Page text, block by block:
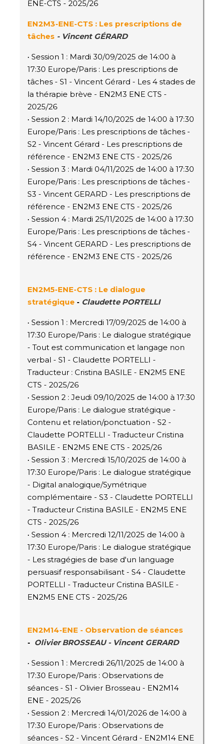
ENE-CTS - 2025/26
EN2M3-ENE-CTS : Les prescriptions de
tâches - Vincent GÉRARD
• Session 1 : Mardi 30/09/2025 de 14:00 à
17:30 Europe/Paris : Les prescriptions de
tâches - S1 - Vincent Gérard - Les 4 stades de
la thérapie brève - EN2M3 ENE CTS -
2025/26
• Session 2 : Mardi 14/10/2025 de 14:00 à 17:30
Europe/Paris : Les prescriptions de tâches -
S2 - Vincent Gérard - Les prescriptions de
référence - EN2M3 ENE CTS - 2025/26
• Session 3 : Mardi 04/11/2025 de 14:00 à 17:30
Europe/Paris : Les prescriptions de tâches -
S3 - Vincent GERARD - Les prescriptions de
référence - EN2M3 ENE CTS - 2025/26
• Session 4 : Mardi 25/11/2025 de 14:00 à 17:30
Europe/Paris : Les prescriptions de tâches -
S4 - Vincent GERARD - Les prescriptions de
référence - EN2M3 ENE CTS - 2025/26
EN2M5-ENE-CTS : Le dialogue
stratégique - Claudette PORTELLI
• Session 1 : Mercredi 17/09/2025 de 14:00 à
17:30 Europe/Paris : Le dialogue stratégique
- Tout est communication et langage non
verbal - S1 - Claudette PORTELLI -
Traducteur : Cristina BASILE - EN2M5 ENE
CTS - 2025/26
• Session 2 : Jeudi 09/10/2025 de 14:00 à 17:30
Europe/Paris : Le dialogue stratégique -
Contenu et relation/ponctuation - S2 -
Claudette PORTELLI - Traducteur Cristina
BASILE - EN2M5 ENE CTS - 2025/26
• Session 3 : Mercredi 15/10/2025 de 14:00 à
17:30 Europe/Paris : Le dialogue stratégique
- Digital analogique/Symétrique
complémentaire - S3 - Claudette PORTELLI
- Traducteur Cristina BASILE - EN2M5 ENE
CTS - 2025/26
• Session 4 : Mercredi 12/11/2025 de 14:00 à
17:30 Europe/Paris : Le dialogue stratégique
- Les stragégies de base d'un language
persuasif responsabilisant - S4 - Claudette
PORTELLI - Traducteur Cristina BASILE -
EN2M5 ENE CTS - 2025/26
EN2M14-ENE - Observation de séances
- Olivier BROSSEAU - Vincent GERARD
• Session 1 : Mercredi 26/11/2025 de 14:00 à
17:30 Europe/Paris : Observations de
séances - S1 - Olivier Brosseau - EN2M14
ENE - 2025/26
• Session 2 : Mercredi 14/01/2026 de 14:00 à
17:30 Europe/Paris : Observations de
séances - S2 - Vincent Gérard - EN2M14 ENE